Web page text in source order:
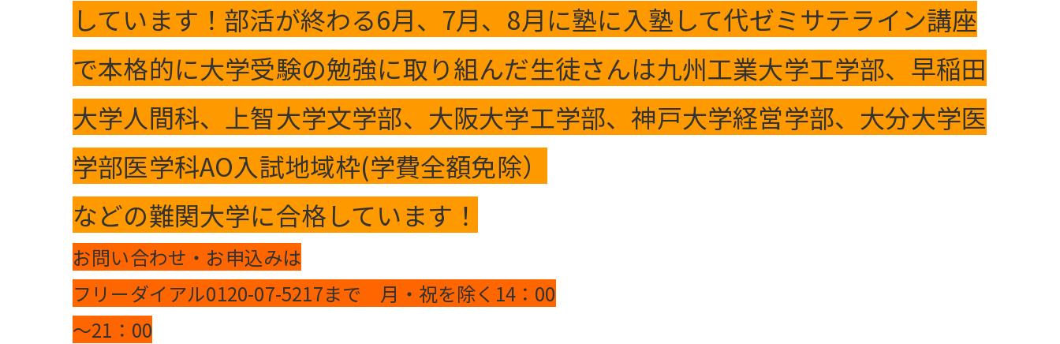
しています！部活が終わる6月、7月、8月に塾に入塾して代ゼミサテライン講座
で本格的に大学受験の勉強に取り組んだ生徒さんは九州工業大学工学部、早稲田
大学人間科、上智大学文学部、大阪大学工学部、神戸大学経営学部、大分大学医
学部医学科AO入試地域枠(学費全額免除）
などの難関大学に合格しています！
お問い合わせ・お申込みは
フリーダイアル0120-07-5217まで 月・祝を除く14：00
～21：00